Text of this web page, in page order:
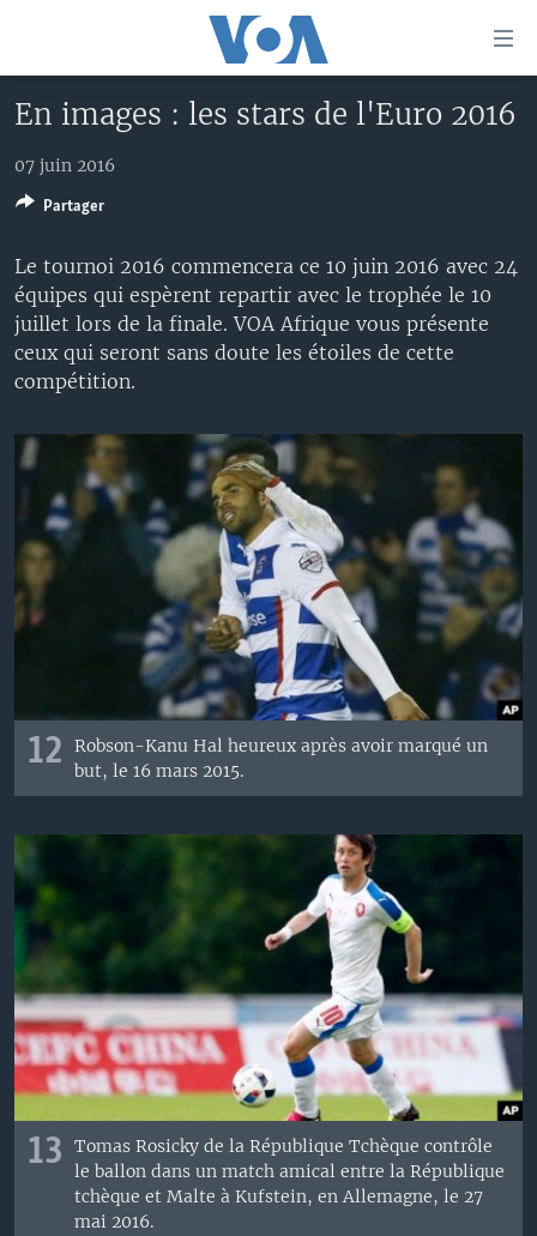
principal
principale
Retour
la
recherche
À LA UNE
AFRIQUE
ÉTATS-UNIS
SPORT
TV
LE MONDE AUJOURD'HUI
VOA60 AFRIQUE
WASHINGTON FORUM
CORRESPONDANT VOA
FOCUS SAHEL
VOUS + NOUS
CARNET DE SANTÉ
RADIO
LE MONDE AUJOURD'HUI
À VOTRE AVIS
VOTRE SANTÉ VOTRE AVENIR
LE MONDE AU FÉMININ
DIALOGUE DES RELIGIONS
RM SHOW
AUTRES LANGUES
BAMBARA
FULFULDE
LINGALA
Apprenez L'anglais
SUIVEZ-NOUS
Langues
En images : les stars de l'Euro 2016
07 juin 2016
Le tournoi 2016 commencera ce 10 juin 2016 avec 24
équipes qui espèrent repartir avec le trophée le 10
juillet lors de la finale. VOA Afrique vous présente
ceux qui seront sans doute les étoiles de cette
compétition.
12
Robson-Kanu Hal heureux après avoir marqué un
but, le 16 mars 2015.
13
Tomas Rosicky de la République Tchèque contrôle
le ballon dans un match amical entre la République
tchèque et Malte à Kufstein, en Allemagne, le 27
mai 2016.
Partager